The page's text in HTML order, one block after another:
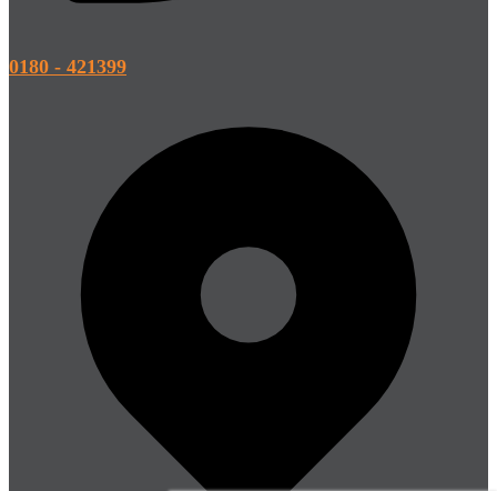
0180 - 421399